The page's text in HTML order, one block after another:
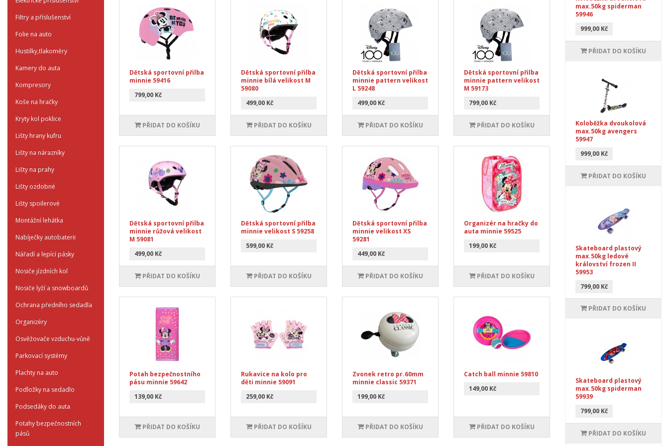
Filtry a příslušenství
Folie na auto
Hustilky,tlakoměry
Kamery do auta
Kompresory
Koše na hračky
Kryty kol poklice
Lišty hrany kufru
Lišty na nárazníky
Lišty na prahy
Lišty ozdobné
Lišty spoilerové
Montážní lehátka
Nabíječky autobaterii
Nářadí a lepící pásky
Nosiče jízdních kol
Nosiče lyží a snowboardů
Ochrana předního sedadla
Organizéry
Osvěžovače vzduchu-vůně
Parkovací systémy
Plachty na auto
Podložky na sedadlo
Podsedáky do auta
Potahy bezpečnostních
pásů
Dětská sportovní přilba
minnie 59416
799,00 Kč
PŘIDAT DO KOŠÍKU
Dětská sportovní přilba
minnie bílá velikost M
59080
499,00 Kč
PŘIDAT DO KOŠÍKU
Dětská sportovní přilba
minnie pattern velikost
L 59248
499,00 Kč
PŘIDAT DO KOŠÍKU
Dětská sportovní přilba
minnie pattern velikost
M 59173
799,00 Kč
PŘIDAT DO KOŠÍKU
Dětská sportovní přilba
minnie růžová velikost
M 59081
499,00 Kč
PŘIDAT DO KOŠÍKU
Dětská sportovní přilba
minnie velikost S 59258
599,00 Kč
PŘIDAT DO KOŠÍKU
Dětská sportovní přilba
minnie velikost XS
59281
449,00 Kč
PŘIDAT DO KOŠÍKU
Organizér na hračky do
auta minnie 59525
199,00 Kč
PŘIDAT DO KOŠÍKU
Potah bezpečnostního
pásu minnie 59642
139,00 Kč
PŘIDAT DO KOŠÍKU
Rukavice na kolo pro
děti minnie 59091
259,00 Kč
PŘIDAT DO KOŠÍKU
Zvonek retro pr.60mm
minnie classic 59371
199,00 Kč
PŘIDAT DO KOŠÍKU
Catch ball minnie 59810
149,00 Kč
PŘIDAT DO KOŠÍKU
max.50kg spiderman
59946
999,00 Kč
PŘIDAT DO KOŠÍKU
Koloběžka dvoukolová
max.50kg avengers
59947
999,00 Kč
PŘIDAT DO KOŠÍKU
Skateboard plastový
max.50kg ledové
království frozen II
59953
799,00 Kč
PŘIDAT DO KOŠÍKU
Skateboard plastový
max.50kg spiderman
59939
799,00 Kč
PŘIDAT DO KOŠÍKU